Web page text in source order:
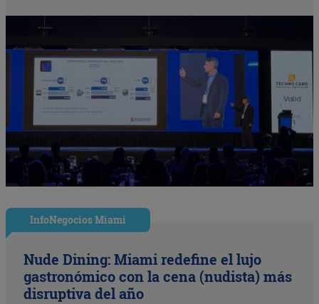
InfoNegocios Miami
Nude Dining: Miami redefine el lujo
gastronómico con la cena (nudista) más
disruptiva del año